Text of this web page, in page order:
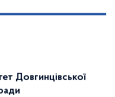
Довгинцівської